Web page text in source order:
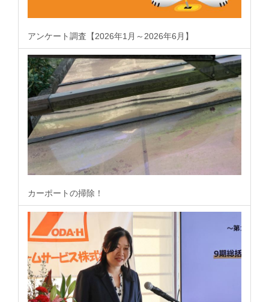
アンケート調査【2026年1月～2026年6月】
カーポートの掃除！